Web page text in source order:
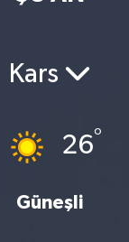
Kars
26°
Güneşli